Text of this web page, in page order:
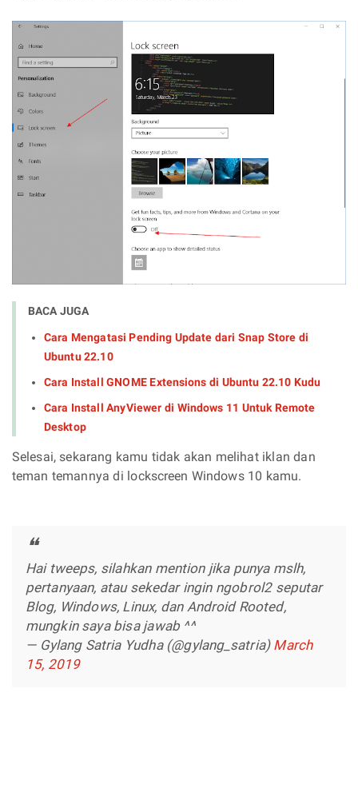
BACA JUGA
Cara Mengatasi Pending Update dari Snap Store di
Ubuntu 22.10
Cara Install GNOME Extensions di Ubuntu 22.10 Kudu
Cara Install AnyViewer di Windows 11 Untuk Remote
Desktop
Selesai, sekarang kamu tidak akan melihat iklan dan
teman temannya di lockscreen Windows 10 kamu.
Hai tweeps, silahkan mention jika punya mslh,
pertanyaan, atau sekedar ingin ngobrol2 seputar
Blog, Windows, Linux, dan Android Rooted,
mungkin saya bisa jawab ^^
— Gylang Satria Yudha (@gylang_satria) March
15, 2019